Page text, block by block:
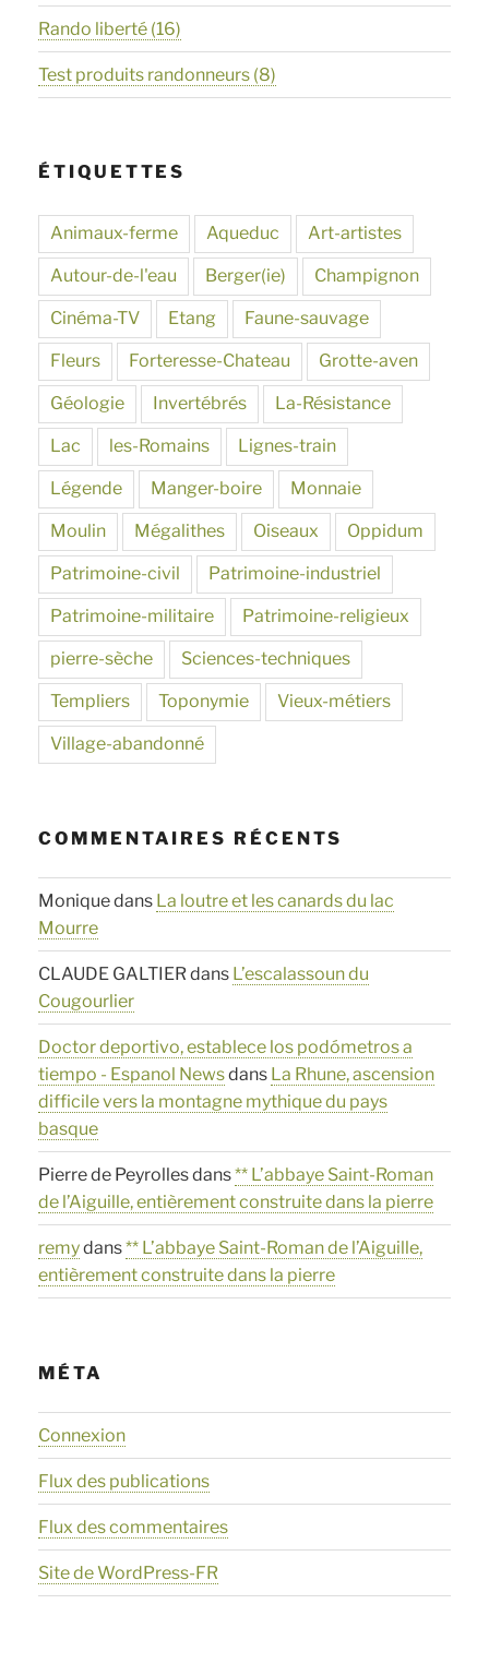
Rando liberté (16)
Test produits randonneurs (8)
ÉTIQUETTES
Animaux-ferme Aqueduc Art-artistes
Autour-de-l'eau Berger(ie) Champignon
Cinéma-TV Etang Faune-sauvage
Fleurs Forteresse-Chateau Grotte-aven
Géologie Invertébrés La-Résistance
Lac les-Romains Lignes-train
Légende Manger-boire Monnaie
Moulin Mégalithes Oiseaux Oppidum
Patrimoine-civil Patrimoine-industriel
Patrimoine-militaire Patrimoine-religieux
pierre-sèche Sciences-techniques
Templiers Toponymie Vieux-métiers
Village-abandonné
COMMENTAIRES RÉCENTS
Moniquedans La loutre et les canards du lac
Mourre
CLAUDE GALTIERdans L’escalassoun du
Cougourlier
Doctor deportivo, establece los podómetros a
tiempo - Espanol Newsdans La Rhune, ascension
difficile vers la montagne mythique du pays
basque
Pierre de Peyrollesdans** L’abbaye Saint-Roman
de l’Aiguille, entièrement construite dans la pierre
remydans** L’abbaye Saint-Roman de l’Aiguille,
entièrement construite dans la pierre
MÉTA
Connexion
Flux des publications
Flux des commentaires
Site de WordPress-FR